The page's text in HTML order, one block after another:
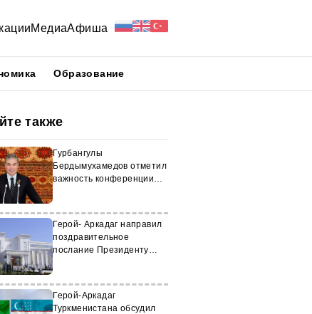
МедиаАфиша
Образование
также
Гурбангулы
Бердымухамедов отметил
важность конференции
Герой- Аркадаг направил
поздравительное
послание Президенту
Герой-Аркадаг
Туркменистана обсудил